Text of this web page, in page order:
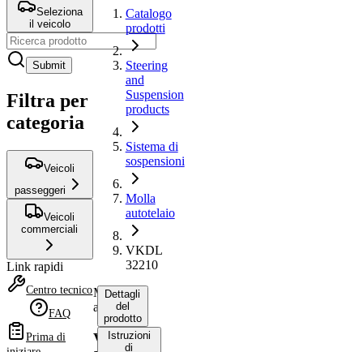
Seleziona
il veicolo
Submit
Filtra per
categoria
Veicoli
passeggeri
Veicoli
commerciali
Link rapidi
Centro tecnico
FAQ
Prima di
Catalogo
prodotti
Steering
and
Suspension
products
Sistema di
sospensioni
Molla
autotelaio
VKDL
32210
Molla
autotelaio
VKDL
Dettagli
del
prodotto
Istruzioni
di